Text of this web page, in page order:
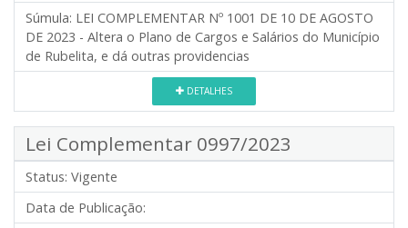
Súmula: LEI COMPLEMENTAR Nº 1001 DE 10 DE AGOSTO
DE 2023 - Altera o Plano de Cargos e Salários do Município
de Rubelita, e dá outras providencias
DETALHES
Lei Complementar 0997/2023
Status: Vigente
Data de Publicação: